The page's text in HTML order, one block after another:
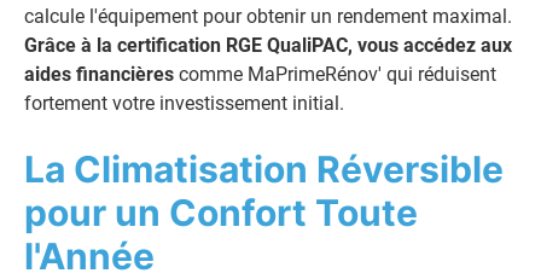
calcule l'équipement pour obtenir un rendement maximal.
Grâce à la certification RGE QualiPAC, vous accédez aux
aides financières comme MaPrimeRénov' qui réduisent
fortement votre investissement initial.
La Climatisation Réversible
pour un Confort Toute
l'Année